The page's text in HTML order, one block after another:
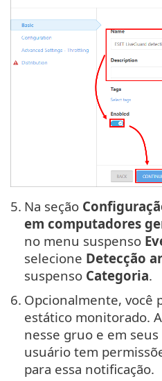
5. Na seção
em computadores
no menu suspenso
selecione Detecção
suspenso Categoria.
6. Opcionalmente, você
estático monitorado.
nesse gruo e em
usuário tem
para essa notificação.